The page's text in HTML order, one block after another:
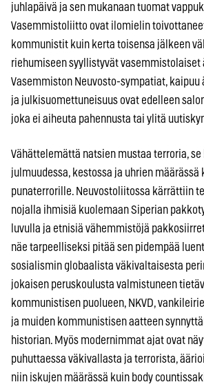
juhlapäivä ja sen mukanaan tuomat
Vasemmistoliitto ovat ilomielin
kommunistit kuin kerta toisensa jälkeen
riehumiseen syyllistyvät vasemmistolaiset
Vasemmiston Neuvosto-sympatiat, kaipuu
ja julkisuomettuneisuus ovat edelleen
joka ei aiheuta pahennusta tai ylitä
Vähättelemättä natsien mustaa terroria,
julmuudessa, kestossa ja uhrien
punaterrorille. Neuvostoliitossa kärrättiin
nojalla ihmisiä kuolemaan Siperian
luvulla ja etnisiä vähemmistöjä
näe tarpeelliseksi pitää sen pidempää
sosialismin globaalista väkivaltaisesta
jokaisen peruskoulusta valmistuneen
kommunistisen puolueen, NKVD,
ja muiden kommunistisen aatteen
historian. Myös modernimmat ajat ovat
puhuttaessa väkivallasta ja terrorista,
niin iskujen määrässä kuin body